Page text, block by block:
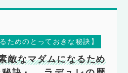
ためのとっておきな秘訣】
なマダムになるため